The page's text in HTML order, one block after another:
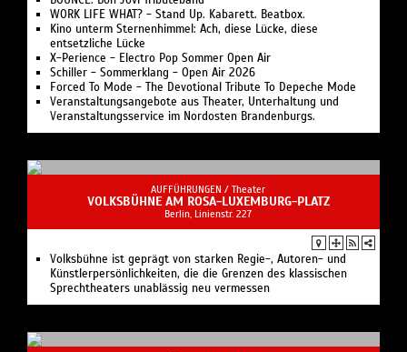
WORK LIFE WHAT? - Stand Up. Kabarett. Beatbox.
Kino unterm Sternenhimmel: Ach, diese Lücke, diese
entsetzliche Lücke
X-Perience - Electro Pop Sommer Open Air
Schiller - Sommerklang - Open Air 2026
Forced To Mode - The Devotional Tribute To Depeche Mode
Veranstaltungsangebote aus Theater, Unterhaltung und
Veranstaltungsservice im Nordosten Brandenburgs.
AUFFÜHRUNGEN / Theater
VOLKSBÜHNE AM ROSA-LUXEMBURG-PLATZ
Berlin, Linienstr. 227
Volksbühne ist geprägt von starken Regie-, Autoren- und
Künstlerpersönlichkeiten, die die Grenzen des klassischen
Sprechtheaters unablässig neu vermessen